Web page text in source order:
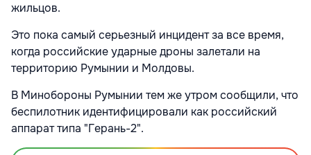
жильцов.
Это пока самый серьезный инцидент за все время,
когда российские ударные дроны залетали на
территорию Румынии и Молдовы.
В Минобороны Румынии тем же утром сообщили, что
беспилотник идентифицировали как российский
аппарат типа "Герань-2".